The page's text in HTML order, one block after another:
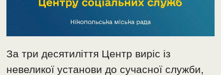
За три десятиліття Центр виріс із
невеликої установи до сучасної служби,